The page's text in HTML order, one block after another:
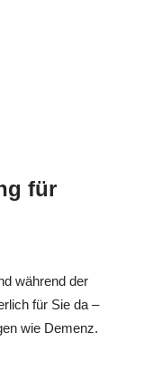
für
während der
für Sie da –
wie Demenz.